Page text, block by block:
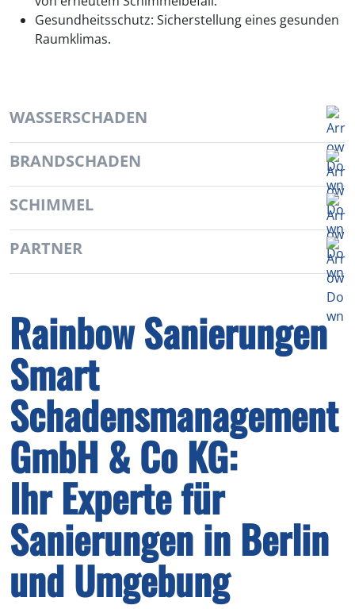
Gesundheitsschutz: Sicherstellung eines gesunden
Raumklimas.
WASSERSCHADEN
BRANDSCHADEN
SCHIMMEL
PARTNER
Rainbow Sanierungen
Smart
Schadensmanagement
GmbH & Co KG:
Ihr Experte für
Sanierungen in Berlin
und Umgebung